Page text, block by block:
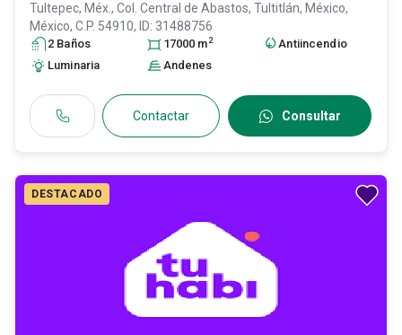
Tultepec, Méx., Col. Central de Abastos, Tultitlán, México,
México, C.P. 54910, ID: 31488756
2 Baños 17000 m2
Antiincendio
Luminaria
Andenes
Contactar Consultar
DESTACADO